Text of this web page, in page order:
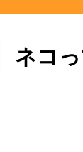
ネコ